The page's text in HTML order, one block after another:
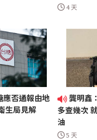
4 天
應否通報由地
生局見解
龔明鑫
多查幾次
油
5 天